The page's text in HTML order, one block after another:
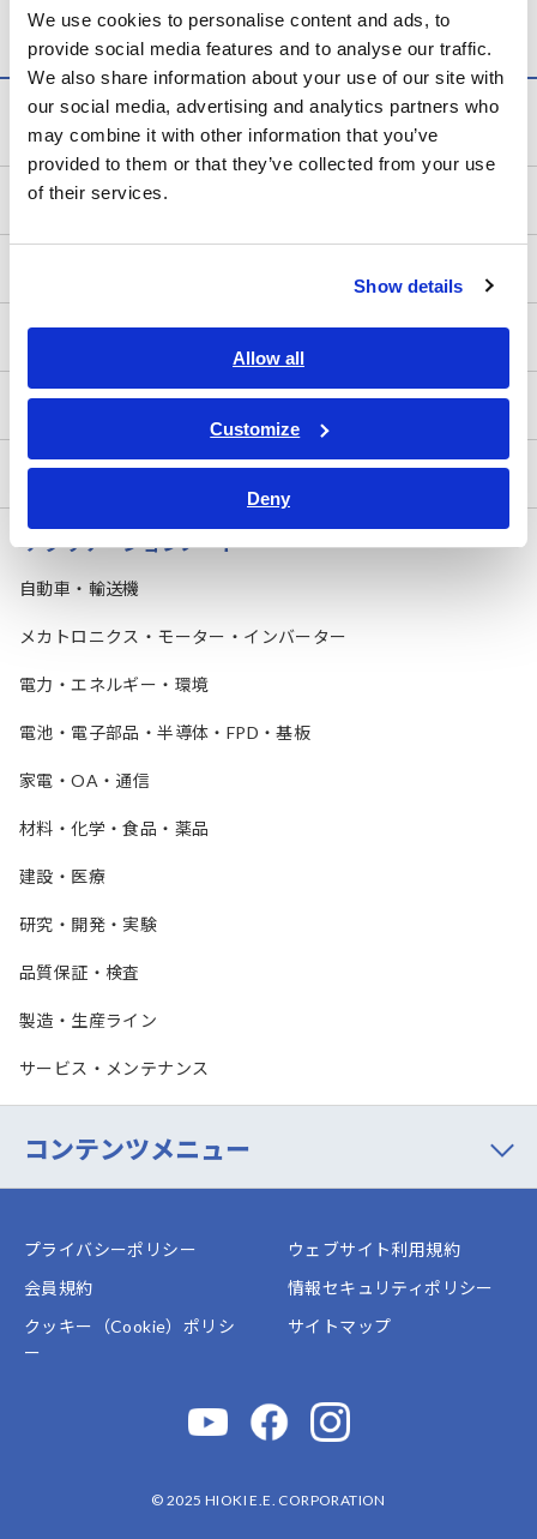
We use cookies to personalise content and ads, to
provide social media features and to analyse our traffic.
We also share information about your use of our site with
our social media, advertising and analytics partners who
may combine it with other information that you’ve
provided to them or that they’ve collected from your use
of their services.
Show details
Allow all
Customize
Deny
計測知識
電気の基礎
測定器を知る
測定器の使い方
ターゲット別試験
アプリケーションノート
自動車・輸送機
メカトロニクス・モーター・インバーター
電力・エネルギー・環境
電池・電子部品・半導体・FPD・基板
家電・OA・通信
材料・化学・食品・薬品
建設・医療
研究・開発・実験
品質保証・検査
製造・生産ライン
サービス・メンテナンス
コンテンツメニュー
プライバシーポリシー
ウェブサイト利用規約
会員規約
情報セキュリティポリシー
クッキー（Cookie）ポリシ
ー
サイトマップ
© 2025 HIOKI E.E. CORPORATION